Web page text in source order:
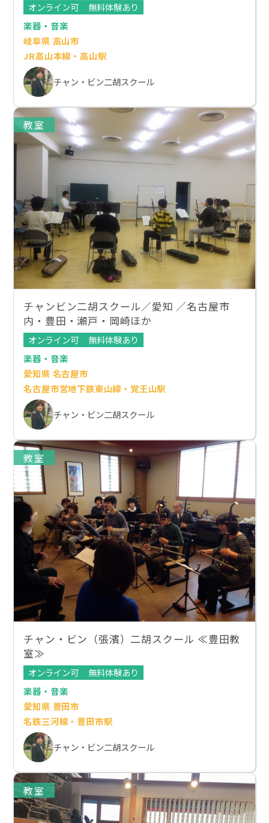
オンライン可
無料体験あり
楽器・音楽
岐阜県 高山市
JR高山本線・高山駅
チャン・ビン二胡スクール
教室
チャンビン二胡スクール／愛知 ／名古屋市
内・豊田・瀬戸・岡崎ほか
オンライン可
無料体験あり
楽器・音楽
愛知県 名古屋市
名古屋市営地下鉄東山線・覚王山駅
チャン・ビン二胡スクール
教室
チャン・ビン（張濱）二胡スクール ≪豊田教
室≫
オンライン可
無料体験あり
楽器・音楽
愛知県 豊田市
名鉄三河線・豊田市駅
チャン・ビン二胡スクール
教室